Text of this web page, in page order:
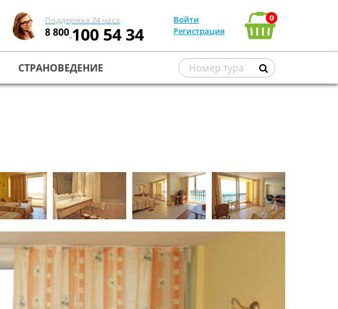
Поддержка 24 часа
8 800100 54 34
Войти
Регистрация
0
СТРАНОВЕДЕНИЕ